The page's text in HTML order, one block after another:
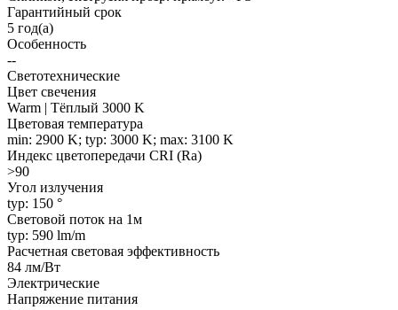
Гарантийный срок
5 год(а)
Особенность
--
Светотехнические
Цвет свечения
Warm | Тёплый 3000 K
Цветовая температура
min: 2900 K; typ: 3000 K; max: 3100 K
Индекс цветопередачи CRI (Ra)
>90
Угол излучения
typ: 150 °
Световой поток на 1м
typ: 590 lm/m
Расчетная световая эффективность
84 лм/Вт
Электрические
Напряжение питания